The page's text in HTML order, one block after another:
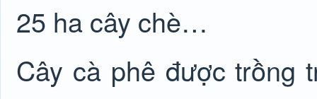
25 ha cây chè…
Cây cà phê được trồng